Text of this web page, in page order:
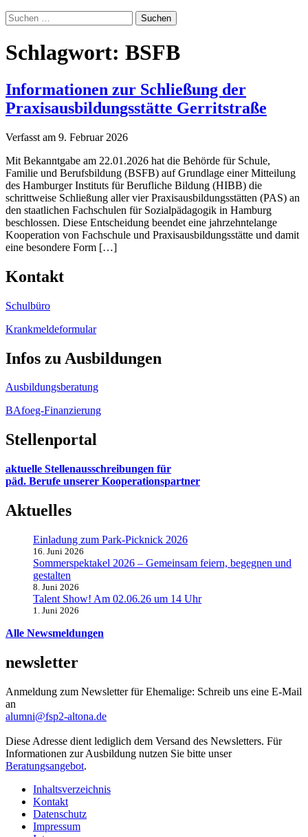
Suchen
Suchen
nach:
Schlagwort: BSFB
Informationen zur Schließung der
Praxisausbildungsstätte Gerritstraße
Verfasst am 9. Februar 2026
Mit Bekanntgabe am 22.01.2026 hat die Behörde für Schule,
Familie und Berufsbildung (BSFB) auf Grundlage einer Mitteilung
des Hamburger Instituts für Berufliche Bildung (HIBB) die
schrittweise Schließung aller vier Praxisausbildungsstätten (PAS) an
den staatlichen Fachschulen für Sozialpädagogik in Hamburg
beschlossen. Diese Entscheidung beendet eine jahrzehntelange
Kooperation von Fachschule und Praxisausbildungsstätte und damit
eine besondere Form […]
Kontakt
Schulbüro
Krankmeldeformular
Infos zu Ausbildungen
Ausbildungsberatung
BAfoeg-Finanzierung
Stellenportal
aktuelle Stellenausschreibungen für
päd. Berufe unserer Kooperationspartner
Aktuelles
Einladung zum Park-Picknick 2026
16. Juni 2026
Sommerspektakel 2026 – Gemeinsam feiern, begegnen und
gestalten
8. Juni 2026
Talent Show! Am 02.06.26 um 14 Uhr
1. Juni 2026
Alle Newsmeldungen
newsletter
Anmeldung zum Newsletter für Ehemalige: Schreib uns eine E-Mail
an
alumni@fsp2-altona.de
Diese Adresse dient lediglich dem Versand des Newsletters. Für
Informationen zur Ausbildung nutzen Sie bitte unser
Beratungsangebot.
Inhaltsverzeichnis
Kontakt
Datenschutz
Impressum